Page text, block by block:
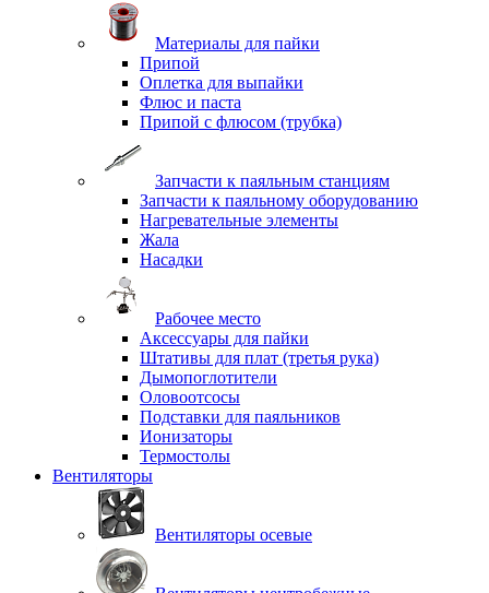
Материалы для пайки
Припой
Оплетка для выпайки
Флюс и паста
Припой с флюсом (трубка)
Запчасти к паяльным станциям
Запчасти к паяльному оборудованию
Нагревательные элементы
Жала
Насадки
Рабочее место
Аксессуары для пайки
Штативы для плат (третья рука)
Дымопоглотители
Оловоотсосы
Подставки для паяльников
Ионизаторы
Термостолы
Вентиляторы
Вентиляторы осевые